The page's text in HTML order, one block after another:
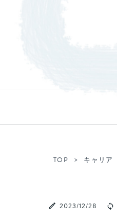
TOP キャリア
2023/12/28